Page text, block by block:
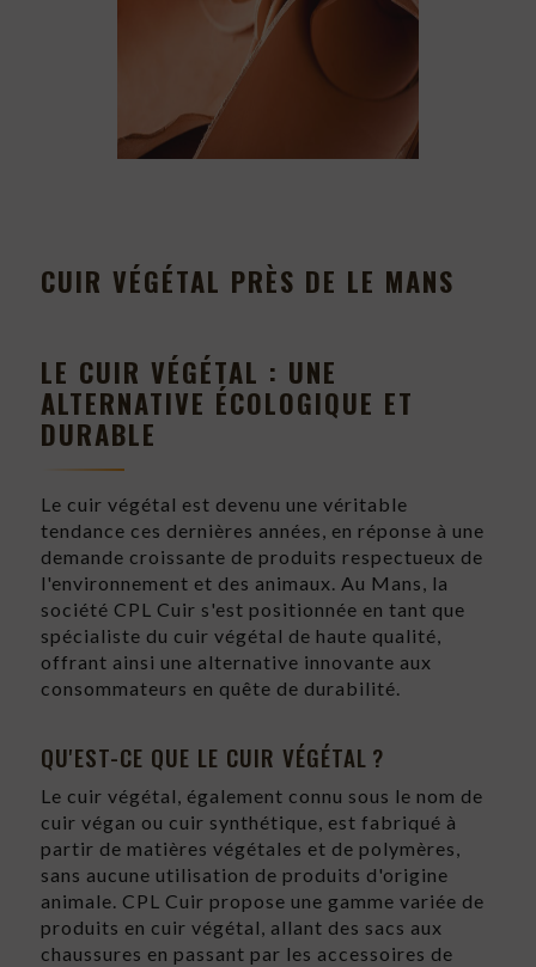
CUIR VÉGÉTAL PRÈS DE LE MANS
LE CUIR VÉGÉTAL : UNE
ALTERNATIVE ÉCOLOGIQUE ET
DURABLE
Le cuir végétal est devenu une véritable
tendance ces dernières années, en réponse à une
demande croissante de produits respectueux de
l'environnement et des animaux. Au Mans, la
société CPL Cuir s'est positionnée en tant que
spécialiste du cuir végétal de haute qualité,
offrant ainsi une alternative innovante aux
consommateurs en quête de durabilité.
QU'EST-CE QUE LE CUIR VÉGÉTAL ?
Le cuir végétal, également connu sous le nom de
cuir végan ou cuir synthétique, est fabriqué à
partir de matières végétales et de polymères,
sans aucune utilisation de produits d'origine
animale. CPL Cuir propose une gamme variée de
produits en cuir végétal, allant des sacs aux
chaussures en passant par les accessoires de